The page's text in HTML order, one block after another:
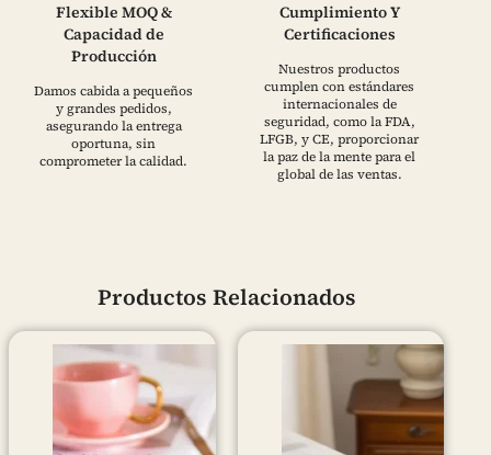
Flexible MOQ &
Capacidad de
Producción
Damos cabida a pequeños
y grandes pedidos,
asegurando la entrega
oportuna, sin
comprometer la calidad.
Cumplimiento Y
Certificaciones
Nuestros productos
cumplen con estándares
internacionales de
seguridad, como la FDA,
LFGB, y CE, proporcionar
la paz de la mente para el
global de las ventas.
Productos Relacionados